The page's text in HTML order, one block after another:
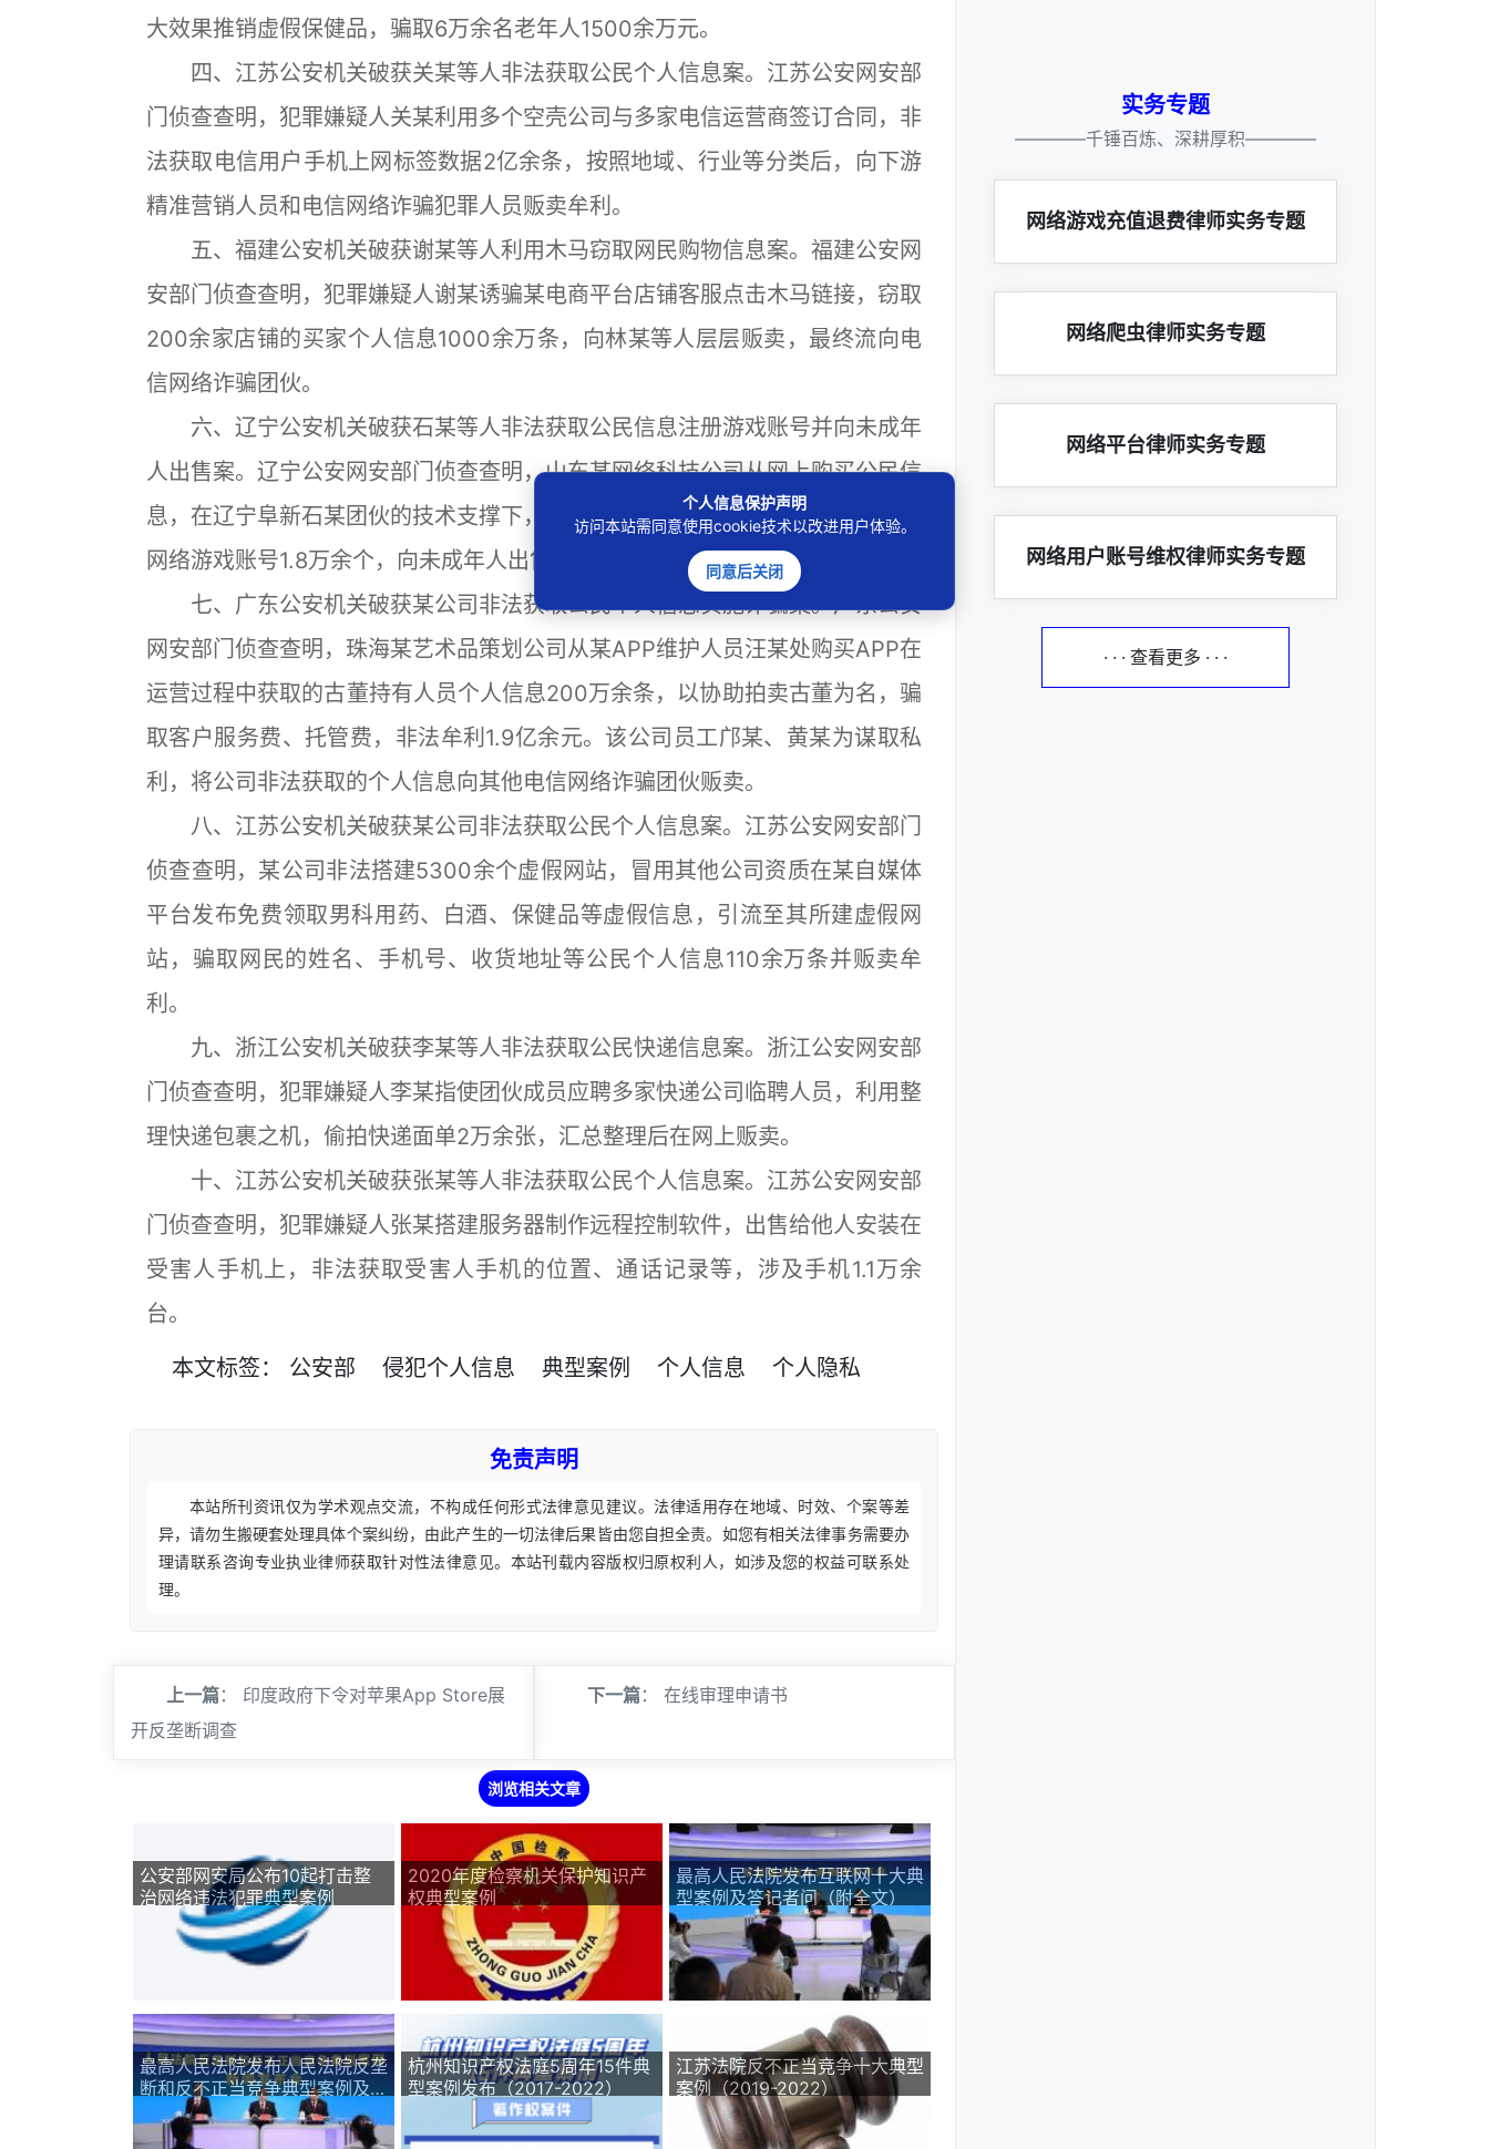
大效果推销虚假保健品，骗取6万余名老年人1500余万元。
四、江苏公安机关破获关某等人非法获取公民个人信息案。江苏公安网安部
门侦查查明，犯罪嫌疑人关某利用多个空壳公司与多家电信运营商签订合同，非
法获取电信用户手机上网标签数据2亿余条，按照地域、行业等分类后，向下游
精准营销人员和电信网络诈骗犯罪人员贩卖牟利。
五、福建公安机关破获谢某等人利用木马窃取网民购物信息案。福建公安网
安部门侦查查明，犯罪嫌疑人谢某诱骗某电商平台店铺客服点击木马链接，窃取
200余家店铺的买家个人信息1000余万条，向林某等人层层贩卖，最终流向电
信网络诈骗团伙。
六、辽宁公安机关破获石某等人非法获取公民信息注册游戏账号并向未成年
人出售案。辽宁公安网安部门侦查查明，山东某网络科技公司从网上购买公民信
息，在辽宁阜新石某团伙的技术支撑下，突破游戏公司验证机制，非法注册实名
网络游戏账号1.8万余个，向未成年人出售，非法牟利170余万元。
七、广东公安机关破获某公司非法获取公民个人信息实施诈骗案。广东公安
网安部门侦查查明，珠海某艺术品策划公司从某APP维护人员汪某处购买APP在
运营过程中获取的古董持有人员个人信息200万余条，以协助拍卖古董为名，骗
取客户服务费、托管费，非法牟利1.9亿余元。该公司员工邝某、黄某为谋取私
利，将公司非法获取的个人信息向其他电信网络诈骗团伙贩卖。
八、江苏公安机关破获某公司非法获取公民个人信息案。江苏公安网安部门
侦查查明，某公司非法搭建5300余个虚假网站，冒用其他公司资质在某自媒体
平台发布免费领取男科用药、白酒、保健品等虚假信息，引流至其所建虚假网
站，骗取网民的姓名、手机号、收货地址等公民个人信息110余万条并贩卖牟
利。
九、浙江公安机关破获李某等人非法获取公民快递信息案。浙江公安网安部
门侦查查明，犯罪嫌疑人李某指使团伙成员应聘多家快递公司临聘人员，利用整
理快递包裹之机，偷拍快递面单2万余张，汇总整理后在网上贩卖。
十、江苏公安机关破获张某等人非法获取公民个人信息案。江苏公安网安部
门侦查查明，犯罪嫌疑人张某搭建服务器制作远程控制软件，出售给他人安装在
受害人手机上，非法获取受害人手机的位置、通话记录等，涉及手机1.1万余
台。
本文标签： 公安部 侵犯个人信息 典型案例 个人信息 个人隐私
免责声明
本站所刊资讯仅为学术观点交流，不构成任何形式法律意见建议。法律适用存在地域、时效、个案等差
异，请勿生搬硬套处理具体个案纠纷，由此产生的一切法律后果皆由您自担全责。如您有相关法律事务需要办
理请联系咨询专业执业律师获取针对性法律意见。本站刊载内容版权归原权利人，如涉及您的权益可联系处
理。
上一篇： 印度政府下令对苹果App Store展
开反垄断调查
下一篇： 在线审理申请书
浏览相关文章
公安部网安局公布10起打击整
治网络违法犯罪典型案例
2020年度检察机关保护知识产
权典型案例
最高人民法院发布互联网十大典
型案例及答记者问（附全文）
最高人民法院发布人民法院反垄
断和反不正当竞争典型案例及答
记者问
杭州知识产权法庭5周年15件典
型案例发布（2017-2022）
江苏法院反不正当竞争十大典型
案例（2019-2022）
实务专题
————千锤百炼、深耕厚积————
网络游戏充值退费律师实务专题
网络爬虫律师实务专题
网络平台律师实务专题
网络用户账号维权律师实务专题
· · · 查看更多 · · ·
个人信息保护声明
访问本站需同意使用cookie技术以改进用户体验。
同意后关闭